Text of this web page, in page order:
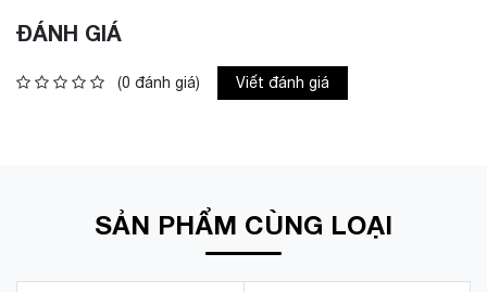
ĐÁNH GIÁ
(0 đánh giá) Viết đánh giá
SẢN PHẨM CÙNG LOẠI